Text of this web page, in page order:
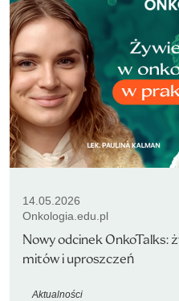
14.05.2026
Onkologia.edu.pl
Nowy odcinek OnkoTalks:
mitów i uproszczeń
Aktualności